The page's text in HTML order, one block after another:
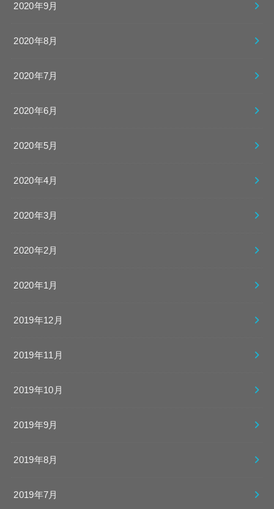
2020年9月
2020年8月
2020年7月
2020年6月
2020年5月
2020年4月
2020年3月
2020年2月
2020年1月
2019年12月
2019年11月
2019年10月
2019年9月
2019年8月
2019年7月